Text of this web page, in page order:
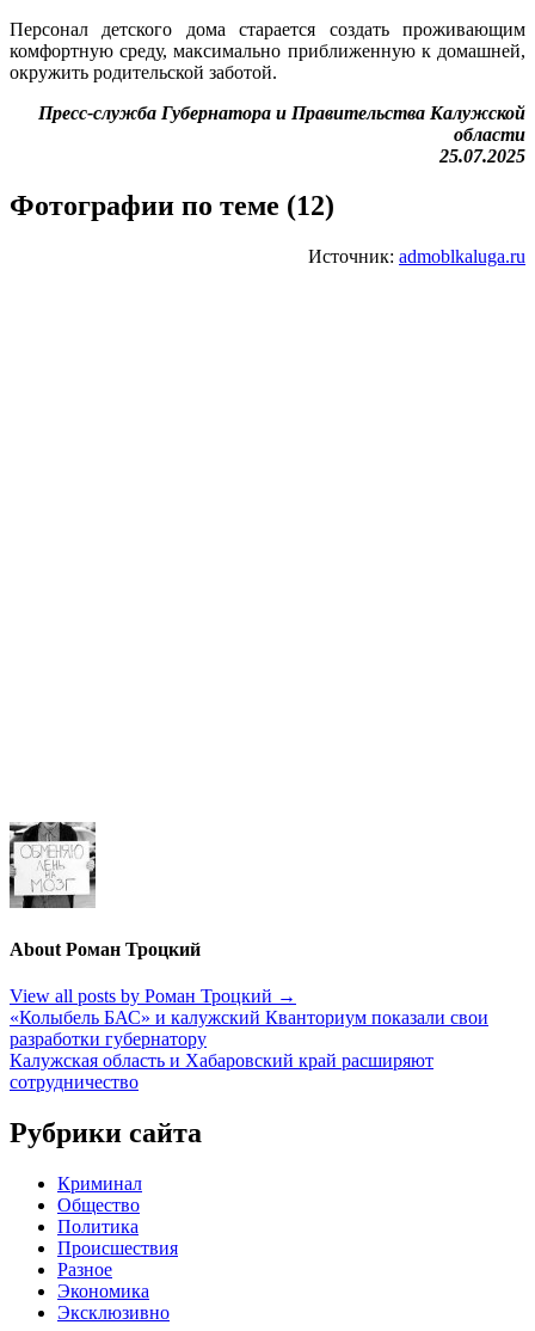
Персонал детского дома старается создать проживающим
комфортную среду, максимально приближенную к домашней,
окружить родительской заботой.
Пресс-служба Губернатора и Правительства Калужской
области
25.07.2025
Фотографии по теме (12)
Источник: admoblkaluga.ru
About Роман Троцкий
View all posts by Роман Троцкий →
Навигация
по
записям
«Колыбель БАС» и калужский Кванториум показали свои
разработки губернатору
Калужская область и Хабаровский край расширяют
сотрудничество
Рубрики сайта
Криминал
Общество
Политика
Происшествия
Разное
Экономика
Эксклюзивно